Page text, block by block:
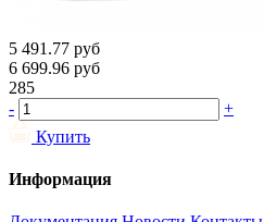
5 491.77 руб
6 699.96 руб
285
-
+
Купить
Информация